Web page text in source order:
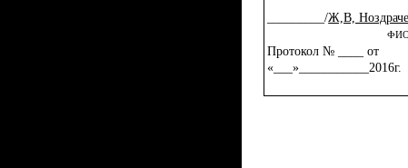
_________/Ж,В,
Протокол № ____ от
«___»___________2016г.